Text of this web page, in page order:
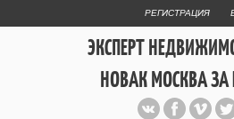
РЕГИСТРАЦИЯ
ЭКСПЕРТ
НОВАК МОСКВА
Публичный сайт